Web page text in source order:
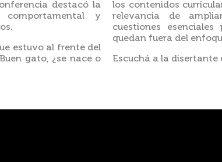
destacó la
y
estuvo al frente del
gato, ¿se nace o
los contenidos
relevancia de
cuestiones
quedan fuera del
Escuchá a la disertante